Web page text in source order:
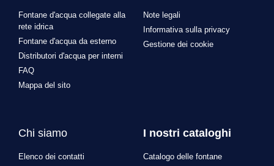
Fontane d'acqua collegate alla
rete idrica
Fontane d'acqua da esterno
Distributori d'acqua per interni
FAQ
Mappa del sito
Note legali
Informativa sulla privacy
Gestione dei cookie
Chi siamo
Elenco dei contatti
I nostri cataloghi
Catalogo delle fontane